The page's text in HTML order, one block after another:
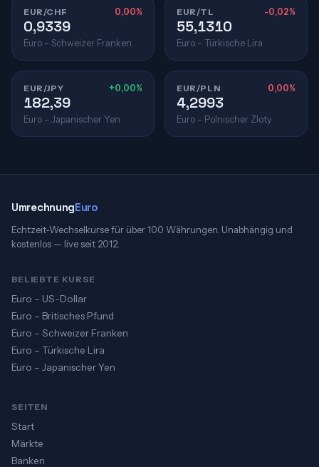
EUR/CHF 0,00%
0,9339
Euro – Schweizer Franken
EUR/TL -0,02%
55,1310
Euro – Türkische Lira
EUR/JPY +0,00%
182,39
Euro – Japanischer Yen
EUR/PLN 0,00%
4,2993
Euro – Polnischer Zloty
UmrechnungEuro
Echtzeit-Wechselkurse für über 100 Währungen. Unabhängig und
kostenlos — live seit 2012.
BELIEBTE KURSE
Euro – US-Dollar
Euro – Britisches Pfund
Euro – Schweizer Franken
Euro – Türkische Lira
Euro – Japanischer Yen
SEITEN
Start
Märkte
Banken